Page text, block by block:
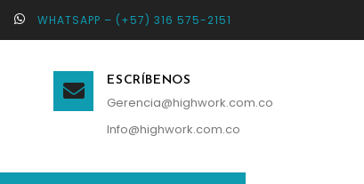
WHATSAPP – (+57) 316 575-2151
ESCRÍBENOS
Gerencia@highwork.com.co
Info@highwork.com.co